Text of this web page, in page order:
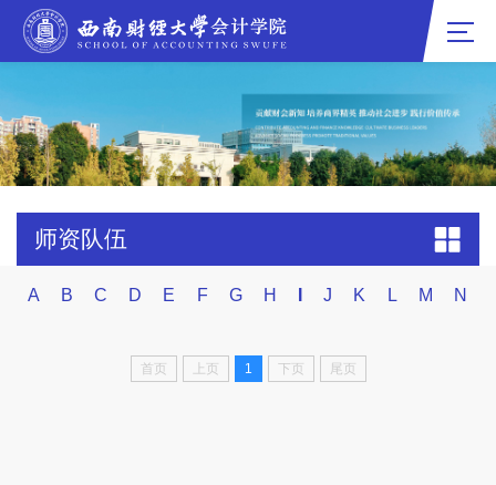
师资队伍
A B C D E F G H J K L M N
首页 上页 1 下页 尾页